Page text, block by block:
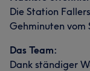
Die Station
Gehminuten vom
Das Team:
Dank ständiger